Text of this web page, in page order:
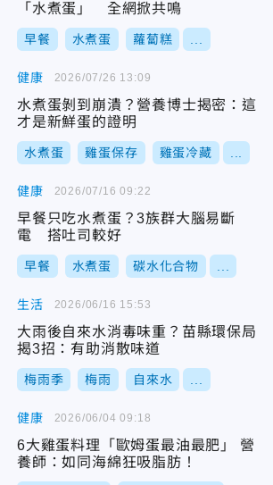
「水煮蛋」 全網掀共鳴
早餐 水煮蛋 蘿蔔糕
健康
水煮蛋剝到崩潰？營養博士揭密：這
才是新鮮蛋的證明
水煮蛋 雞蛋保存 雞蛋冷藏
2026/07/26 13:09
健康
早餐只吃水煮蛋？3族群大腦易斷
電 搭吐司較好
早餐 水煮蛋 碳水化合物
2026/07/16 09:22
生活
大雨後自來水消毒味重？苗縣環保局
揭3招：有助消散味道
梅雨季 梅雨 自來水
2026/06/16 15:53
健康
6大雞蛋料理「歐姆蛋最油最肥」 營
養師：如同海綿狂吸脂肪！
2026/06/04 09:18